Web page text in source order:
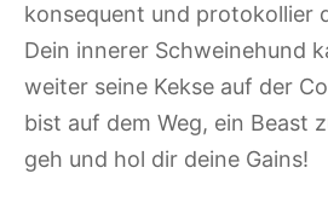
konsequent und protokollier
Dein innerer Schweinehund
weiter seine Kekse auf der
bist auf dem Weg, ein Beast
geh und hol dir deine Gains!